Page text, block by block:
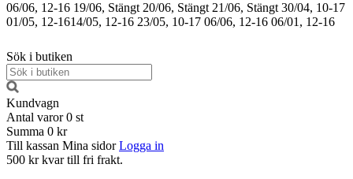
06/06, 12-16 19/06, Stängt 20/06, Stängt 21/06, Stängt 30/04, 10-17
01/05, 12-1614/05, 12-16 23/05, 10-17 06/06, 12-16 06/01, 12-16
Sök i butiken
Kundvagn
Antal varor 0 st
Summa 0 kr
Till kassan Mina sidor Logga in
500 kr kvar till fri frakt.